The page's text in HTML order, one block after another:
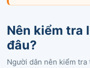
Nên kiểm tra
đâu?
Người dân nên kiểm